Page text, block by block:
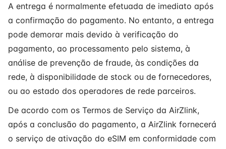
A entrega é normalmente efetuada de imediato após
a confirmação do pagamento. No entanto, a entrega
pode demorar mais devido à verificação do
pagamento, ao processamento pelo sistema, à
análise de prevenção de fraude, às condições da
rede, à disponibilidade de stock ou de fornecedores,
ou ao estado dos operadores de rede parceiros.
De acordo com os Termos de Serviço da AirZlink,
após a conclusão do pagamento, a AirZlink fornecerá
o serviço de ativação do eSIM em conformidade com